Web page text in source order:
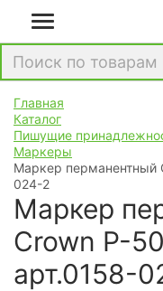
Главная
Каталог
Пишущие
Маркеры
Маркер перманентный
024-2
Маркер
Crown P-
арт.0158-